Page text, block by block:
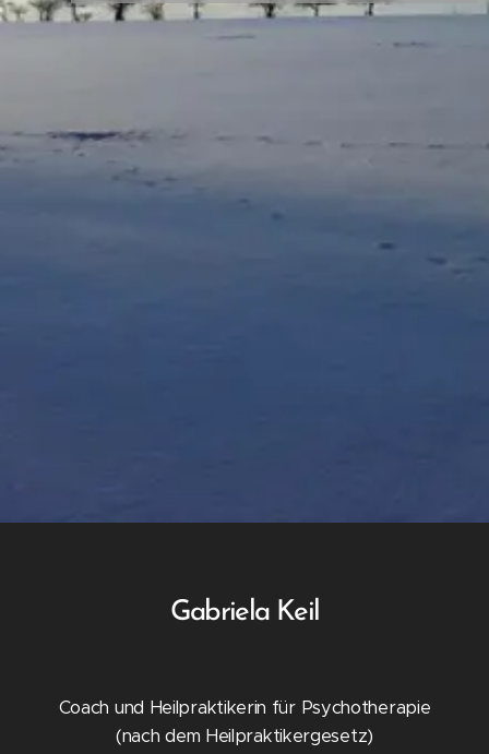
Gabriela Keil
Coach und Heilpraktikerin für Psychotherapie
(nach dem Heilpraktikergesetz)